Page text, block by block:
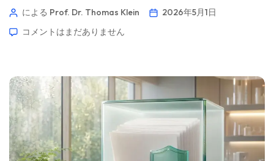
のガイド。結果の解釈は検査レポート側だけでなく、臨床
📝 公開：2026年5月1日 🩺 医学的監修：2026年5月1日 ✅
Klein, MD（トーマス・クライン博士）の指導のもとで執筆
されました。Hans Weber 教授の寄稿およびSarah Mitchell,
MD, PhD（サラ・ミッチェル博士）による医学的レビュー
を含みます。主要著者 Thomas Klein, MD Kantesti AI 最高
医療責任者 Thomas Klein博士は、認定臨床血液専門医で
す […]
による Prof. Dr. Thomas Klein
2026年5月1日
コメントはまだありません